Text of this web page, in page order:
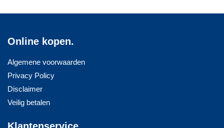
Online kopen.
Algemene voorwaarden
Privacy Policy
Disclaimer
Veilig betalen